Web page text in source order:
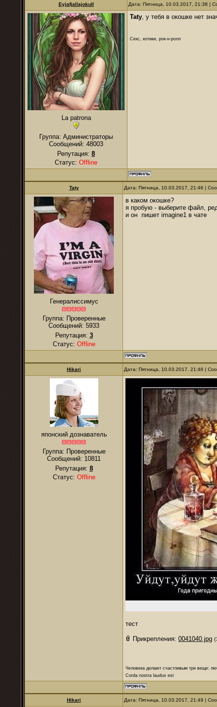
Eyjafjallajokull Дата: Пятница, 10.03.2017, 21:38 |
La patrona
Группа: Администраторы
Сообщений: 48003
Репутация: 8
Статус: Offline
Taty, у тебя в окошке нет
Секс, котики, рок-н-ролл
Taty Дата: Пятница, 10.03.2017, 21:46 |
Генералиссимус
Группа: Проверенные
Сообщений: 5933
Репутация: 3
Статус: Offline
в каком окошке?
я пробую - выберите файл,
и он пишет imagine1 в чате
Hikari Дата: Пятница, 10.03.2017, 21:46 |
японский дознаватель
Группа: Проверенные
Сообщений: 10811
Репутация: 8
Статус: Offline
тест
Прикрепления: 0041040.jpg
Человека делают счастливым три вещи:
Corda nostra laudus est
Hikari Дата: Пятница, 10.03.2017, 21:49 |